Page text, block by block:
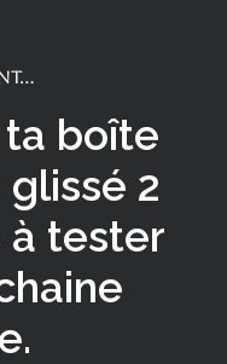
boîte
glissé 2
à tester